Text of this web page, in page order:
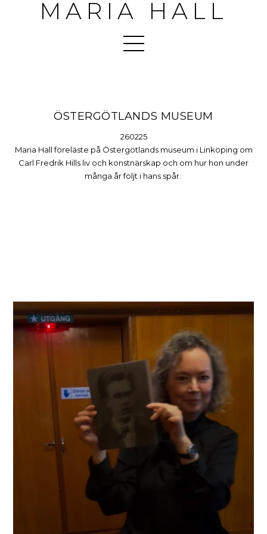
MARIA HALL
ÖSTERGÖTLANDS MUSEUM
260225
Maria Hall föreläste på Östergötlands museum i Linköping om
Carl Fredrik Hills liv och konstnärskap och om hur hon under
många år följt i hans spår.